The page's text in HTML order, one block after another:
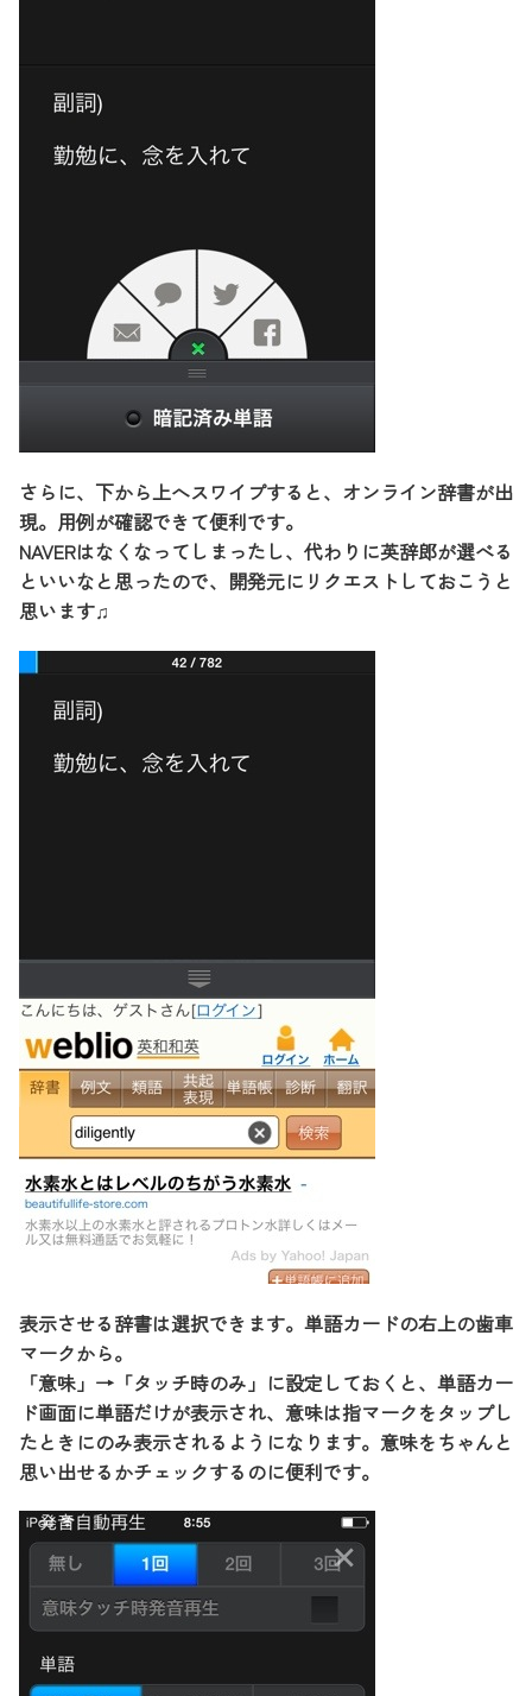
さらに、下から上へスワイプすると、オンライン辞書が出
現。用例が確認できて便利です。
NAVERはなくなってしまったし、代わりに英辞郎が選べる
といいなと思ったので、開発元にリクエストしておこうと
思います♫
表示させる辞書は選択できます。単語カードの右上の歯車
マークから。
「意味」→「タッチ時のみ」に設定しておくと、単語カー
ド画面に単語だけが表示され、意味は指マークをタップし
たときにのみ表示されるようになります。意味をちゃんと
思い出せるかチェックするのに便利です。